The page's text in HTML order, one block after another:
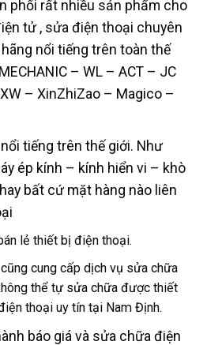
phối rất nhiều sản phẩm cho
tử , sửa điện thoại chuyên
nổi tiếng trên toàn thế
– WL – ACT – JC
– XinZhiZao – Magico –
tiếng trên thế giới. Như
ép kính – kính hiển vi – khò
bất cứ mặt hàng nào liên
lẻ thiết bị điện thoại.
cung cấp dịch vụ sửa chữa
thể tự sửa chữa được thiết
thoại uy tín tại Nam Định.
báo giá và sửa chữa điện